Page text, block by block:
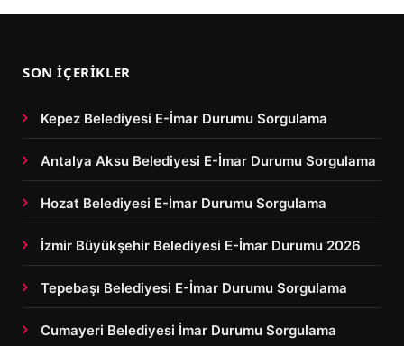
SON İÇERIKLER
Kepez Belediyesi E-İmar Durumu Sorgulama
Antalya Aksu Belediyesi E-İmar Durumu Sorgulama
Hozat Belediyesi E-İmar Durumu Sorgulama
İzmir Büyükşehir Belediyesi E-İmar Durumu 2026
Tepebaşı Belediyesi E-İmar Durumu Sorgulama
Cumayeri Belediyesi İmar Durumu Sorgulama